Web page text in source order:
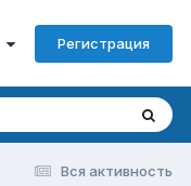
Регистрация
Вся активность